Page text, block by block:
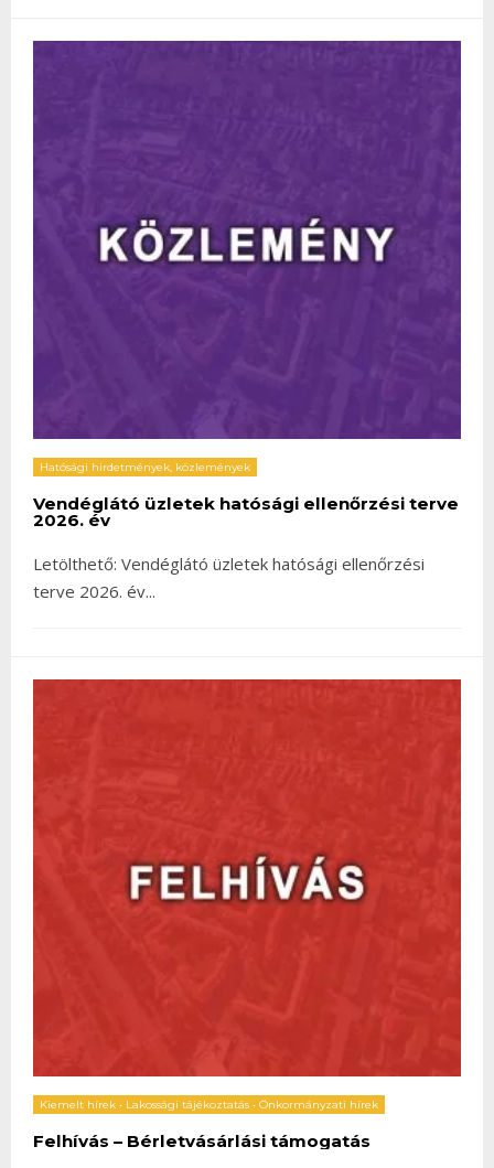
Hatósági hirdetmények, közlemények
Vendéglátó üzletek hatósági ellenőrzési terve
2026. év
Letölthető: Vendéglátó üzletek hatósági ellenőrzési
terve 2026. év...
Kiemelt hírek • Lakossági tájékoztatás • Önkormányzati hírek
Felhívás – Bérletvásárlási támogatás